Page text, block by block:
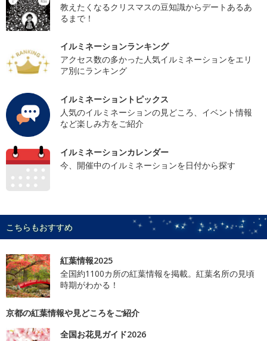
教えたくなるクリスマスの豆知識からデートあるあ
るまで！
イルミネーションランキング
アクセス数の多かった人気イルミネーションをエリ
ア別にランキング
イルミネーショントピックス
人気のイルミネーションの見どころ、イベント情報
など楽しみ方をご紹介
イルミネーションカレンダー
今、開催中のイルミネーションを日付から探す
こちらもおすすめ
紅葉情報2025
全国約1100カ所の紅葉情報を掲載。紅葉名所の見頃
時期がわかる！
京都の紅葉情報や見どころをご紹介
全国お花見ガイド2026